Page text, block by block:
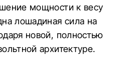
мощности к весу
лошадиная сила на
новой, полностью
архитектуре.